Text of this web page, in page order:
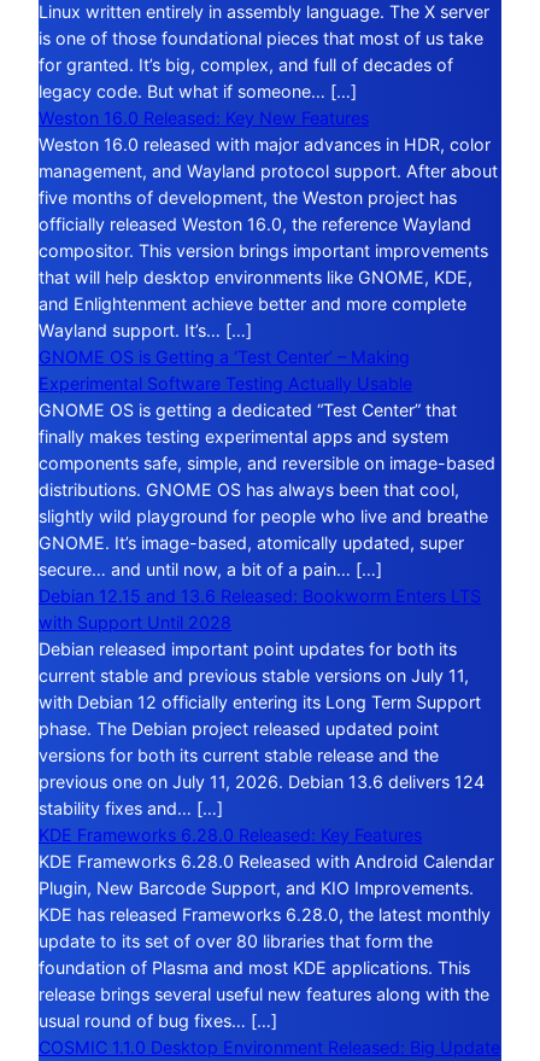
Linux written entirely in assembly language. The X server
is one of those foundational pieces that most of us take
for granted. It’s big, complex, and full of decades of
legacy code. But what if someone… […]
Weston 16.0 Released: Key New Features
Weston 16.0 released with major advances in HDR, color
management, and Wayland protocol support. After about
five months of development, the Weston project has
officially released Weston 16.0, the reference Wayland
compositor. This version brings important improvements
that will help desktop environments like GNOME, KDE,
and Enlightenment achieve better and more complete
Wayland support. It’s… […]
GNOME OS is Getting a ‘Test Center’ – Making
Experimental Software Testing Actually Usable
GNOME OS is getting a dedicated “Test Center” that
finally makes testing experimental apps and system
components safe, simple, and reversible on image-based
distributions. GNOME OS has always been that cool,
slightly wild playground for people who live and breathe
GNOME. It’s image-based, atomically updated, super
secure… and until now, a bit of a pain… […]
Debian 12.15 and 13.6 Released: Bookworm Enters LTS
with Support Until 2028
Debian released important point updates for both its
current stable and previous stable versions on July 11,
with Debian 12 officially entering its Long Term Support
phase. The Debian project released updated point
versions for both its current stable release and the
previous one on July 11, 2026. Debian 13.6 delivers 124
stability fixes and… […]
KDE Frameworks 6.28.0 Released: Key Features
KDE Frameworks 6.28.0 Released with Android Calendar
Plugin, New Barcode Support, and KIO Improvements.
KDE has released Frameworks 6.28.0, the latest monthly
update to its set of over 80 libraries that form the
foundation of Plasma and most KDE applications. This
release brings several useful new features along with the
usual round of bug fixes… […]
COSMIC 1.1.0 Desktop Environment Released: Big Update